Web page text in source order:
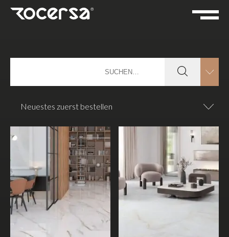
Neuestes zuerst bestellen